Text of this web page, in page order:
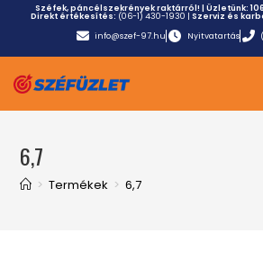
Széfek, páncélszekrények raktárról! | Üzletünk:
Direkt értékesítés: (06-1) 430-1930 | Szerviz és
info@szef-97.hu
Nyitvatartás
6,7
> Termékek > 6,7